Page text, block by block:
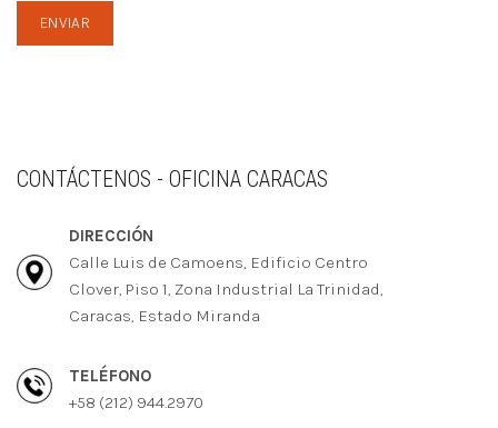
CONTÁCTENOS - OFICINA CARACAS
DIRECCIÓN
Calle Luis de Camoens, Edificio Centro
Clover, Piso 1, Zona Industrial La Trinidad,
Caracas, Estado Miranda
TELÉFONO
+58 (212) 944.2970